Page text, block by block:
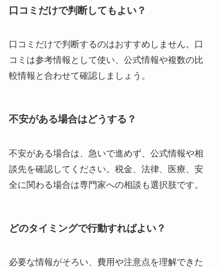
口コミだけで判断してもよい？
口コミだけで判断するのはおすすめしません。口
コミは参考情報として使い、公式情報や複数の比
較情報と合わせて確認しましょう。
不安がある場合はどうする？
不安がある場合は、急いで進めず、公式情報や相
談先を確認してください。税金、法律、医療、安
全に関わる場合は専門家への相談も選択肢です。
どのタイミングで行動すればよい？
必要な情報がそろい、費用や注意点を理解できた